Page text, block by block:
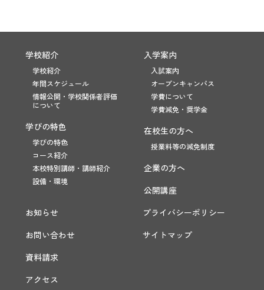
学校紹介
学校紹介
年間スケジュール
情報公開・学校関係者評価
について
学びの特色
学びの特色
コース紹介
本校特別講師・講師紹介
設備・環境
入学案内
入試案内
オープンキャンパス
学費について
学費減免・奨学金
在校生の方へ
授業料等の減免制度
企業の方へ
公開講座
お知らせ
お問い合わせ
資料請求
アクセス
プライバシーポリシー
サイトマップ